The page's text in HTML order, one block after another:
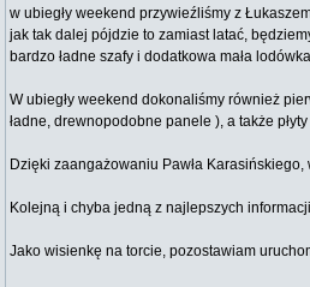
w ubiegły weekend przywieźliśmy z
jak tak dalej pójdzie to zamiast latać,
bardzo ładne szafy i dodatkowa mała
W ubiegły weekend dokonaliśmy również
ładne, drewnopodobne panele ), a także
Dzięki zaangażowaniu Pawła
Kolejną i chyba jedną z najlepszych
Jako wisienkę na torcie, pozostawiam